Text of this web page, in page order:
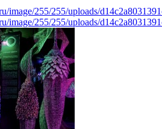
image/255/255/uploads/
image/255/255/uploads/